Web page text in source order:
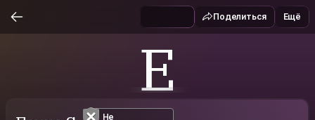
Поделиться Ещё
E
Не